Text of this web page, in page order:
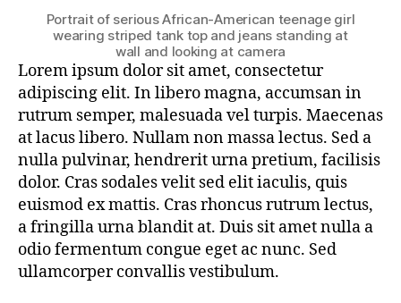
Portrait of serious African-American teenage girl
wearing striped tank top and jeans standing at
wall and looking at camera
Lorem ipsum dolor sit amet, consectetur
adipiscing elit. In libero magna, accumsan in
rutrum semper, malesuada vel turpis. Maecenas
at lacus libero. Nullam non massa lectus. Sed a
nulla pulvinar, hendrerit urna pretium, facilisis
dolor. Cras sodales velit sed elit iaculis, quis
euismod ex mattis. Cras rhoncus rutrum lectus,
a fringilla urna blandit at. Duis sit amet nulla a
odio fermentum congue eget ac nunc. Sed
ullamcorper convallis vestibulum.